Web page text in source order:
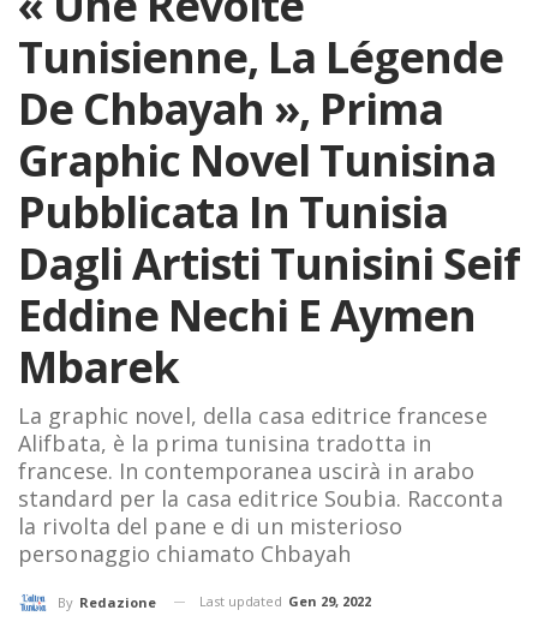
Tunisienne, La Légende
De Chbayah », Prima
Graphic Novel Tunisina
Pubblicata In Tunisia
Dagli Artisti Tunisini Seif
Eddine Nechi E Aymen
Mbarek
La graphic novel, della casa editrice francese
Alifbata, è la prima tunisina tradotta in
francese. In contemporanea uscirà in arabo
standard per la casa editrice Soubia. Racconta
la rivolta del pane e di un misterioso
personaggio chiamato Chbayah
By Redazione Last updated Gen 29, 2022